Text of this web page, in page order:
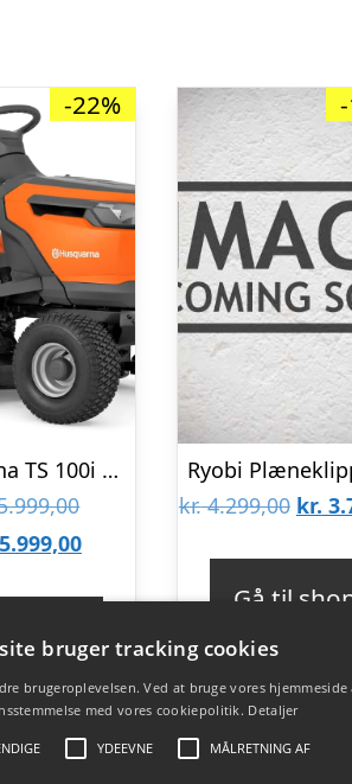
-22%
Husqvarna TS 100i Havetraktor
Den
oprindelige
kr. 45.999,00.
Den
er:
kr. 35.999,00.
shop
kr.4.299,00 Den
kr.
Gå til
bruger tracking cookies
brugeroplevelsen. Ved at bruge vores hjemmeside
med vores cookiepolitik. Detaljer
YDEEVNE MÅLRETNING AF